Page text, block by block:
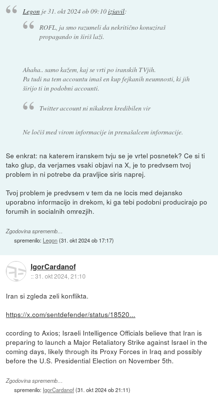
Legonje31. okt 2024 ob 09:10izjavil:
ROFL, ja smo razumeli da nekritično konuziraš
propagando in širiš laži.
Ahaha.. samo kažem, kaj se vrti po iranskih TVjih.
Pa tudi na tem accountu imaš en kup fejkanih neumnosti, ki jih
širijo ti in podobni accounti.
Twitter account ni nikakren kredibilen vir
Ne ločiš med virom informacije in prenašalcem informacije.
Se enkrat: na katerem iranskem tvju se je vrtel posnetek? Ce si ti
tako glup, da verjames vsaki objavi na X, je to predvsem tvoj
problem in ni potrebe da pravljice siris naprej.
Tvoj problem je predvsem v tem da ne locis med dejansko
uporabno informacijo in drekom, ki ga tebi podobni producirajo po
forumih in socialnih omrezjih.
Zgodovina sprememb…
spremenilo: Legon(31. okt 2024 ob 17:17)
IgorCardanof
::31. okt 2024, 21:10
Iran si zgleda zeli konflikta.
https://x.com/sentdefender/status/18520...
ccording to Axios; Israeli Intelligence Officials believe that Iran is
preparing to launch a Major Retaliatory Strike against Israel in the
coming days, likely through its Proxy Forces in Iraq and possibly
before the U.S. Presidential Election on November 5th.
Zgodovina sprememb…
spremenilo: IgorCardanof(31. okt 2024 ob 21:11)